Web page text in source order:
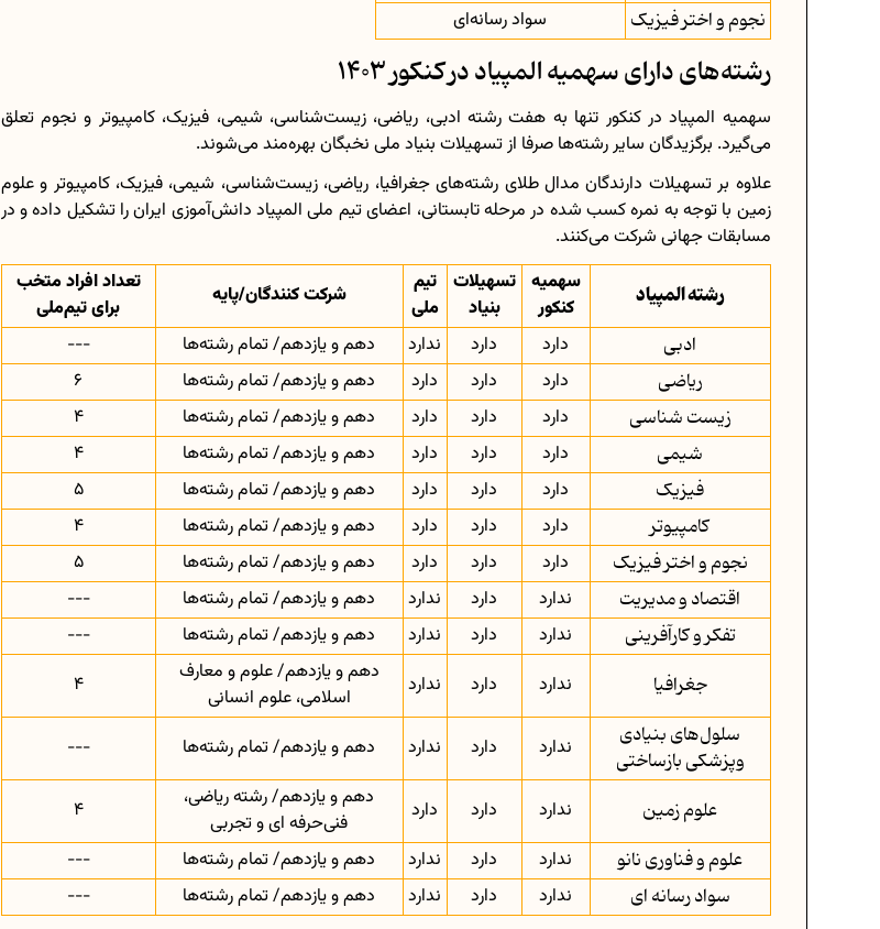
نجوم و اختر فیزیک سواد رسانه‌ای
رشته‌های دارای سهمیه المپیاد در کنکور 1403
سهمیه المپیاد در کنکور تنها به هفت رشته ادبی، ریاضی، زیست‌شناسی، شیمی، فیزیک، کامپیوتر و نجوم تعلق
می‌گیرد. برگزیدگان سایر رشته‌ها صرفا از تسهیلات بنیاد ملی نخبگان بهره‌مند می‌شوند.
علاوه بر تسهیلات دارندگان مدال طلای رشته‌های جغرافیا، ریاضی، زیست‌شناسی، شیمی، فیزیک، کامپیوتر و علوم
زمین با توجه به نمره کسب شده در مرحله تابستانی، اعضای تیم ملی المپیاد دانش‌آموزی ایران را تشکیل داده و در
مسابقات جهانی شرکت می‌کنند.
رشته المپیاد
سهمیه
کنکور
تسهیلات
بنیاد
تیم
ملی
شرکت کنندگان/پایه
تعداد افراد متخب
برای تیم‌ملی
ادبی دارد دارد ندارد دهم و یازدهم/ تمام رشته‌ها ---
ریاضی دارد دارد دارد دهم و یازدهم/ تمام رشته‌ها 6
زیست شناسی دارد دارد دارد دهم و یازدهم/ تمام رشته‌ها 4
شیمی دارد دارد دارد دهم و یازدهم/ تمام رشته‌ها 4
فیزیک دارد دارد دارد دهم و یازدهم/ تمام رشته‌ها 5
کامپیوتر دارد دارد دارد دهم و یازدهم/ تمام رشته‌ها 4
نجوم و اختر فیزیک دارد دارد دارد دهم و یازدهم/ تمام رشته‌ها 5
اقتصاد و مدیریت ندارد دارد ندارد دهم و یازدهم/ تمام رشته‌ها ---
تفکر و کارآفرینی ندارد دارد ندارد دهم و یازدهم/ تمام رشته‌ها ---
جغرافیا ندارد دارد ندارد
دهم و یازدهم/ علوم و معارف
اسلامی، علوم انسانی
4
سلول‌های بنیادی
وپزشکی بازساختی
ندارد دارد ندارد دهم و یازدهم/ تمام رشته‌ها ---
علوم زمین ندارد دارد دارد
دهم و یازدهم/ رشته ریاضی،
فنی‌حرفه ای و تجربی
4
علوم و فناوری نانو ندارد دارد ندارد دهم و یازدهم/ تمام رشته‌ها ---
سواد رسانه ای ندارد دارد ندارد دهم و یازدهم/ تمام رشته‌ها ---